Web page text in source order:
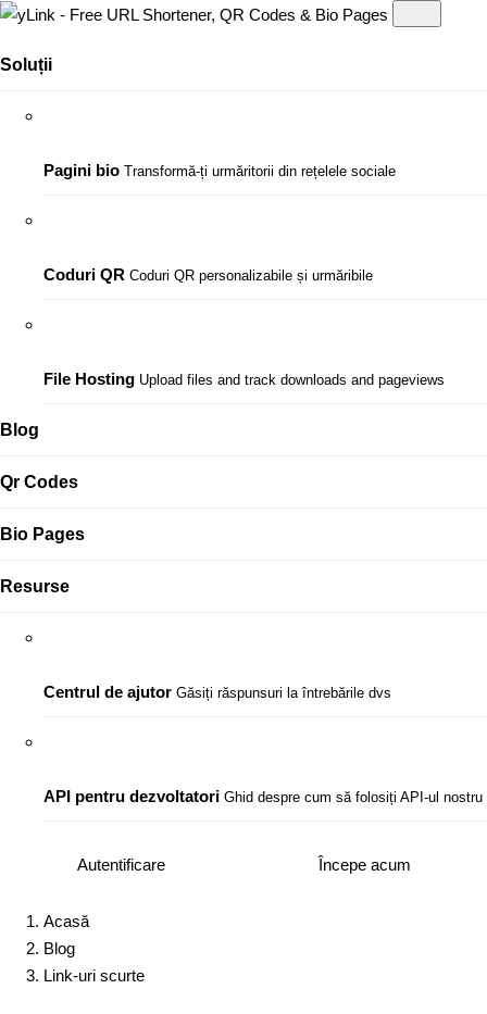
Soluții
Pagini bio Transformă-ți urmăritorii din rețelele sociale
Coduri QR Coduri QR personalizabile și urmăribile
File Hosting Upload files and track downloads and pageviews
Blog
Qr Codes
Bio Pages
Resurse
Centrul de ajutor Găsiți răspunsuri la întrebările dvs
API pentru dezvoltatori Ghid despre cum să folosiți API-ul nostru
Autentificare Începe acum
Acasă
Blog
Link-uri scurte